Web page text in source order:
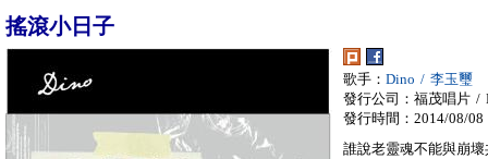
搖滾小日子
歌手： Dino / 李玉璽
發行公司：福茂唱片 /
發行時間：2014/08/08
誰說老靈魂不能與崩